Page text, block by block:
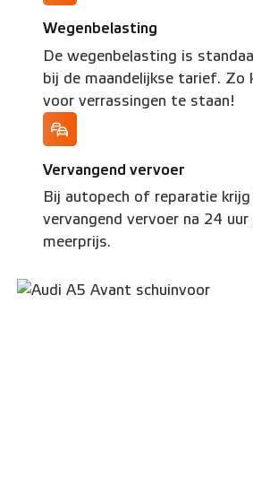
Wegenbelasting
De wegenbelasting is
bij de maandelijkse tarief. Zo
voor verrassingen te staan!
Vervangend vervoer
Bij autopech of reparatie
vervangend vervoer na 24 uur
meerprijs.